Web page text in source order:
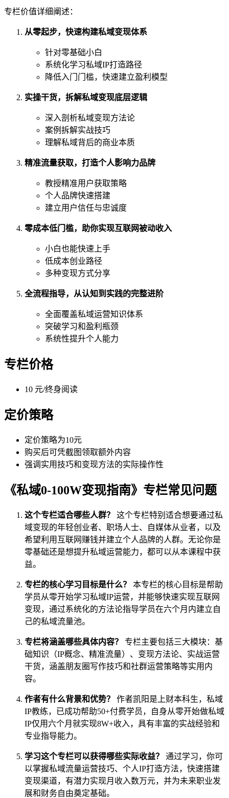
专栏价值详细阐述：
从零起步，快速构建私域变现体系
针对零基础小白
系统化学习私域IP打造路径
降低入门门槛，快速建立盈利模型
实操干货，拆解私域变现底层逻辑
深入剖析私域变现方法论
案例拆解实战技巧
理解私域背后的商业本质
精准流量获取，打造个人影响力品牌
教授精准用户获取策略
个人品牌快速搭建
建立用户信任与忠诚度
零成本低门槛，助你实现互联网被动收入
小白也能快速上手
低成本创业路径
多种变现方式分享
全流程指导，从认知到实践的完整进阶
全面覆盖私域运营知识体系
突破学习和盈利瓶颈
系统性提升个人能力
专栏价格
10 元/终身阅读
定价策略
定价策略为10元
购买后可凭截图领取额外内容
强调实用技巧和变现方法的实际操作性
《私域0-100W变现指南》专栏常见问题
这个专栏适合哪些人群？
这个专栏特别适合想要通过私
域变现的年轻创业者、职场人士、自媒体从业者，以及
希望利用互联网赚钱并建立个人品牌的人群。无论你是
零基础还是想提升私域运营能力，都可以从本课程中获
益。
专栏的核心学习目标是什么？
本专栏的核心目标是帮助
学员从零开始学习私域IP运营，并能够快速实现互联网
变现，通过系统化的方法论指导学员在六个月内建立自
己的私域流量池。
专栏将涵盖哪些具体内容？
专栏主要包括三大模块：基
础知识（IP概念、精准流量）、变现方法论、实战运营
干货，涵盖朋友圈写作技巧和社群运营策略等实用内
容。
作者有什么背景和优势？
作者凯阳是上财本科生，私域
IP教练，已成功帮助50+付费学员，自身从零开始做私域
IP仅用六个月就实现8W+收入，具有丰富的实战经验和
专业指导能力。
学习这个专栏可以获得哪些实际收益？
通过学习，你可
以掌握私域流量运营技巧、个人IP打造方法，快速搭建
变现渠道，有潜力实现月收入数万元，并为未来职业发
展和财务自由奠定基础。